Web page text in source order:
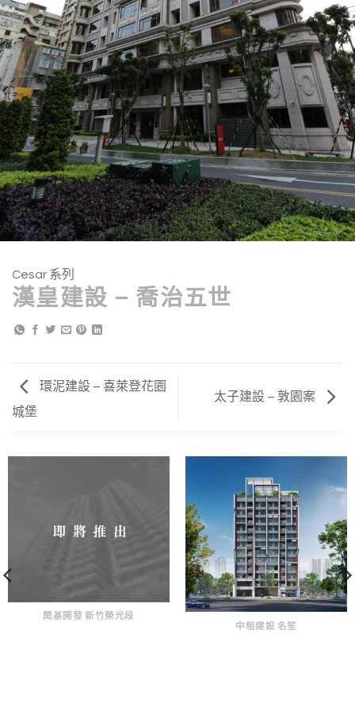
Cesar 系列
漢皇建設 – 喬治五世
環泥建設 – 喜萊登花園
城堡
太子建設 – 敦園案
閎基開發 新竹榮光段
中租建設 名笙